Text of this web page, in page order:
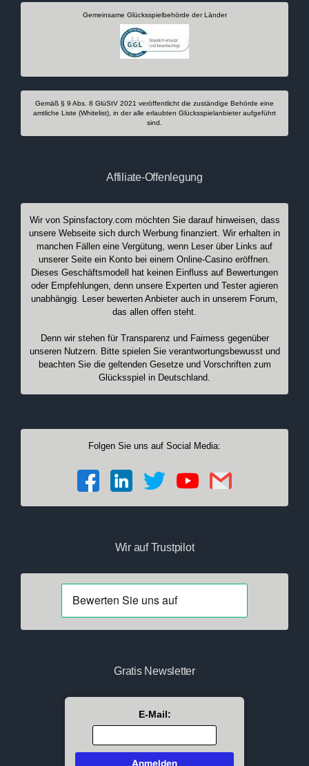
Gemeinsame Glücksspielbehörde der Länder
Gemäß § 9 Abs. 8 GlüStV 2021 veröffentlicht die zuständige Behörde eine
amtliche Liste (Whitelist), in der alle erlaubten Glücksspielanbieter aufgeführt
sind.
Affiliate-Offenlegung
Wir von Spinsfactory.com möchten Sie darauf hinweisen, dass
unsere Webseite sich durch Werbung finanziert. Wir erhalten in
manchen Fällen eine Vergütung, wenn Leser über Links auf
unserer Seite ein Konto bei einem Online-Casino eröffnen.
Dieses Geschäftsmodell hat keinen Einfluss auf Bewertungen
oder Empfehlungen, denn unsere Experten und Tester agieren
unabhängig. Leser bewerten Anbieter auch in unserem Forum,
das allen offen steht.
Denn wir stehen für Transparenz und Fairness gegenüber
unseren Nutzern. Bitte spielen Sie verantwortungsbewusst und
beachten Sie die geltenden Gesetze und Vorschriften zum
Glücksspiel in Deutschland.
Folgen Sie uns auf Social Media:
Wir auf Trustpilot
Gratis Newsletter
E-Mail: